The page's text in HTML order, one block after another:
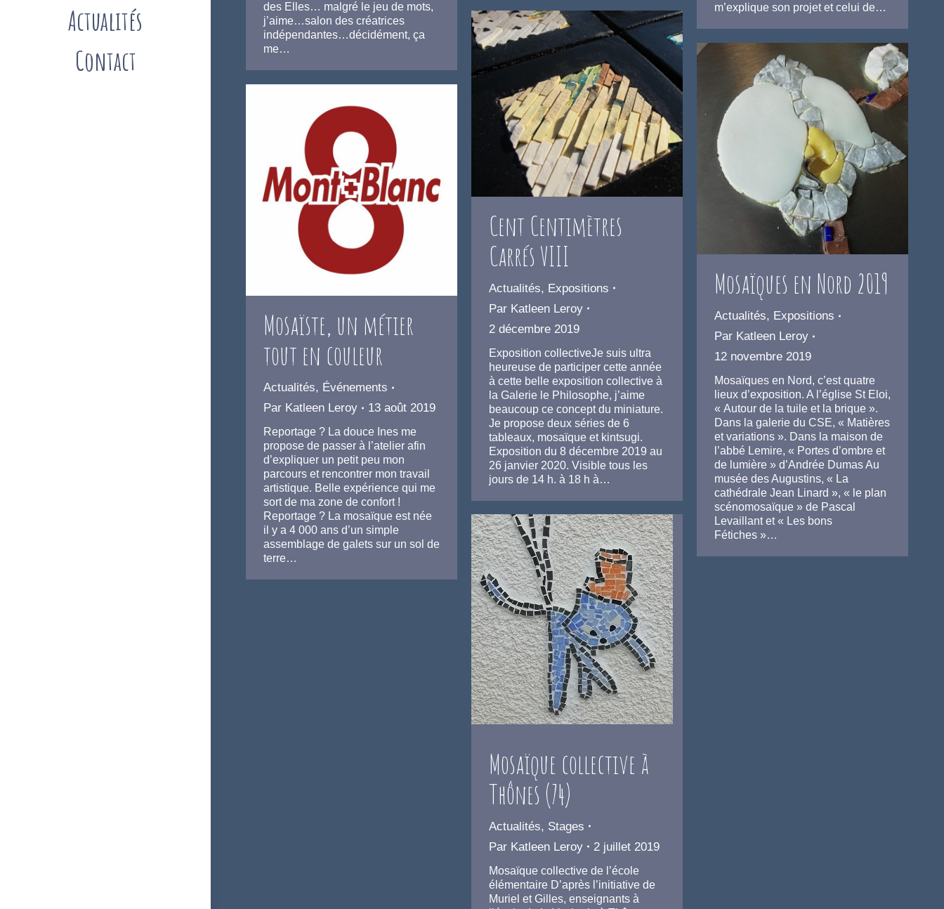
Actualités
Contact
m’explique son projet et celui de…
des Elles… malgré le jeu de mots,
j’aime…salon des créatrices
indépendantes…décidément, ça
me…
Cent Centimètres
Carrés VIII
Actualités, Expositions
Par Katleen Leroy
2 décembre 2019
Exposition collectiveJe suis ultra
heureuse de participer cette année
à cette belle exposition collective à
la Galerie le Philosophe, j’aime
beaucoup ce concept du miniature.
Je propose deux séries de 6
tableaux, mosaïque et kintsugi.
Exposition du 8 décembre 2019 au
26 janvier 2020. Visible tous les
jours de 14 h. à 18 h à…
Mosaïques en Nord 2019
Actualités, Expositions
Par Katleen Leroy
12 novembre 2019
Mosaïques en Nord, c’est quatre
lieux d’exposition. A l’église St Eloi,
« Autour de la tuile et la brique ».
Dans la galerie du CSE, « Matières
et variations ». Dans la maison de
l’abbé Lemire, « Portes d’ombre et
de lumière » d’Andrée Dumas Au
musée des Augustins, « La
cathédrale Jean Linard », « le plan
scénomosaïque » de Pascal
Levaillant et « Les bons
Fétiches »…
Mosaïste, un métier
tout en couleur
Actualités, Événements
Par Katleen Leroy 13 août 2019
Reportage ? La douce Ines me
propose de passer à l’atelier afin
d’expliquer un petit peu mon
parcours et rencontrer mon travail
artistique. Belle expérience qui me
sort de ma zone de confort !
Reportage ? La mosaïque est née
il y a 4 000 ans d’un simple
assemblage de galets sur un sol de
terre…
Mosaïque collective à
Thônes (74)
Actualités, Stages
Par Katleen Leroy 2 juillet 2019
Mosaïque collective de l’école
élémentaire D’après l’initiative de
Muriel et Gilles, enseignants à